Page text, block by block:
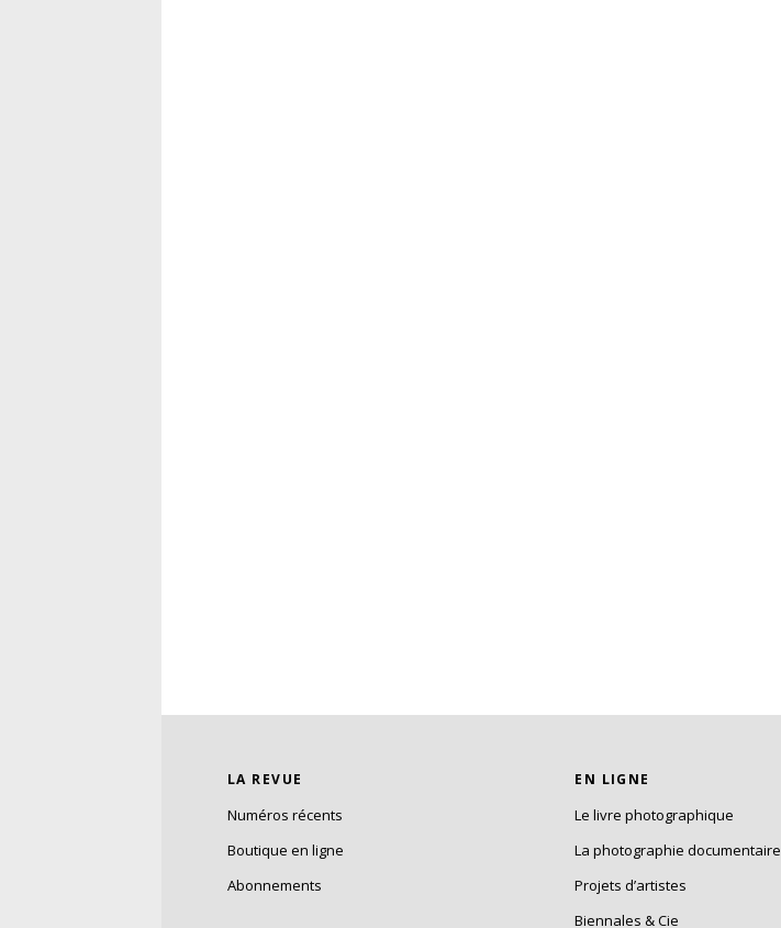
LA REVUE
Numéros récents
Boutique en ligne
Abonnements
EN LIGNE
Le livre photographique
La photographie documentaire
Projets d’artistes
Biennales & Cie